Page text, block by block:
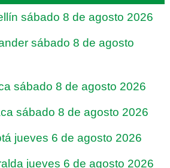
sábado 8 de agosto 2026
sábado 8 de agosto
sábado 8 de agosto 2026
sábado 8 de agosto 2026
jueves 6 de agosto 2026
jueves 6 de agosto 2026